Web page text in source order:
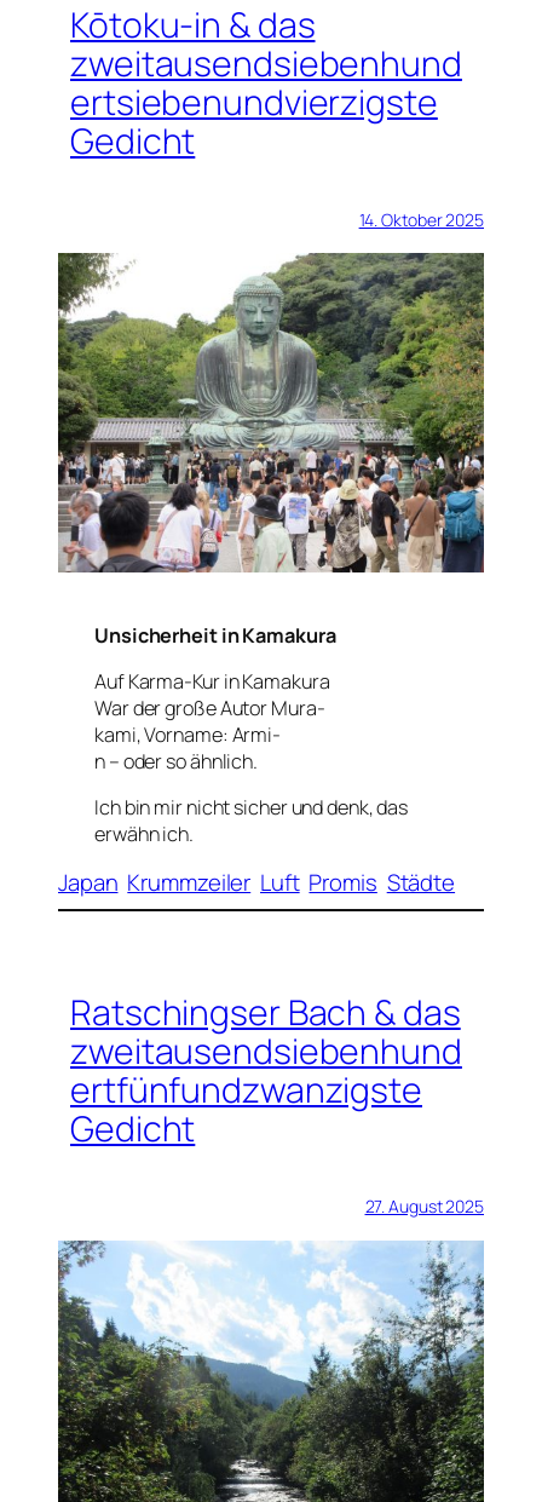
Kōtoku-in & das
zweitausendsiebenhund
ertsiebenundvierzigste
Gedicht
14. Oktober 2025
Unsicherheit in Kamakura
Auf Karma-Kur in Kamakura
War der große Autor Mura-
kami, Vorname: Armi-
n – oder so ähnlich.
Ich bin mir nicht sicher und denk, das
erwähn ich.
Japan Krummzeiler Luft Promis Städte
Ratschingser Bach & das
zweitausendsiebenhund
ertfünfundzwanzigste
Gedicht
27. August 2025